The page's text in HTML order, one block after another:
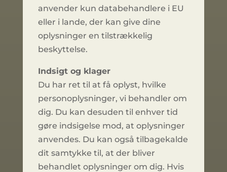
anvender kun databehandlere i EU
eller i lande, der kan give dine
oplysninger en tilstrækkelig
beskyttelse.
Indsigt og klager
Du har ret til at få oplyst, hvilke
personoplysninger, vi behandler om
dig. Du kan desuden til enhver tid
gøre indsigelse mod, at oplysninger
anvendes. Du kan også tilbagekalde
dit samtykke til, at der bliver
behandlet oplysninger om dig. Hvis